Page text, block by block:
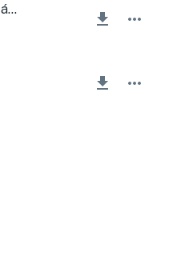
los niños están jugando